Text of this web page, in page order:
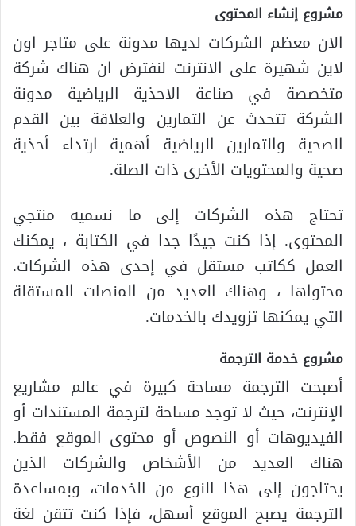
مشروع إنشاء المحتوى
الان معظم الشركات لديها مدونة على متاجر اون
لاين شهيرة على الانترنت لنفترض ان هناك شركة
متخصصة في صناعة الاحذية الرياضية مدونة
الشركة تتحدث عن التمارين والعلاقة بين القدم
الصحية والتمارين الرياضية أهمية ارتداء أحذية
صحية والمحتويات الأخرى ذات الصلة.
تحتاج هذه الشركات إلى ما نسميه منتجي
المحتوى. إذا كنت جيدًا جدا في الكتابة ، يمكنك
العمل ككاتب مستقل في إحدى هذه الشركات.
محتواها ، وهناك العديد من المنصات المستقلة
التي يمكنها تزويدك بالخدمات.
مشروع خدمة الترجمة
أصبحت الترجمة مساحة كبيرة في عالم مشاريع
الإنترنت، حيث لا توجد مساحة لترجمة المستندات أو
الفيديوهات أو النصوص أو محتوى الموقع فقط.
هناك العديد من الأشخاص والشركات الذين
يحتاجون إلى هذا النوع من الخدمات، وبمساعدة
الترجمة يصبح الموقع أسهل، فإذا كنت تتقن لغة